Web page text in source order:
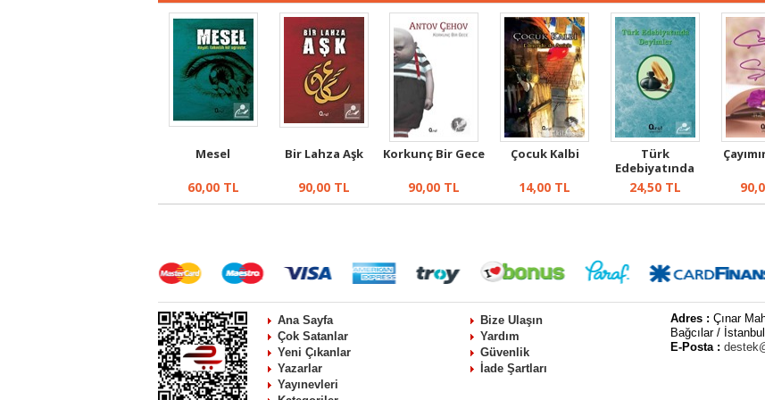
Mesel
60,00TL
Bir Lahza Aşk
90,00TL
Korkunç Bir Gece
90,00 TL
Çocuk Kalbi
14,00 TL
Türk
Edebiyatında
Deyimler
24,50TL
Ana Sayfa
Çok Satanlar
Yeni Çıkanlar
Yazarlar
Yayınevleri
Bize Ulaşın
Yardım
Güvenlik
İade Şartları
Adres :Çınar
Bağcılar /
E-Posta :